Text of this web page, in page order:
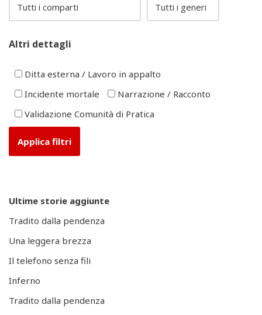
Altri dettagli
Ditta esterna / Lavoro in appalto
Incidente mortale
Narrazione / Racconto
Validazione Comunità di Pratica
Ultime storie aggiunte
Tradito dalla pendenza
Una leggera brezza
Il telefono senza fili
Inferno
Tradito dalla pendenza